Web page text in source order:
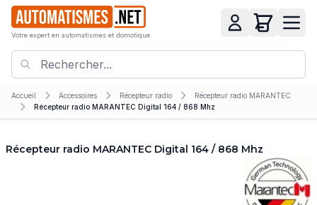
Votre expert en automatismes et domotique
Accueil Accessoires Récepteur radio
Récepteur radio MARANTEC
Récepteur radio MARANTEC Digital 164 / 868 Mhz
Récepteur radio MARANTEC Digital 164 / 868 Mhz